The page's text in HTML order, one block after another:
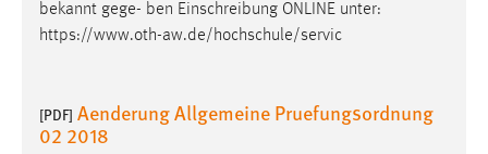
bekannt gege- ben Einschreibung ONLINE unter:
https://www.oth-aw.de/hochschule/servic
[PDF] Aenderung Allgemeine Pruefungsordnung
02 2018
Login
Zweck:
Dieser Cookie ist notwendig um sich an der Website